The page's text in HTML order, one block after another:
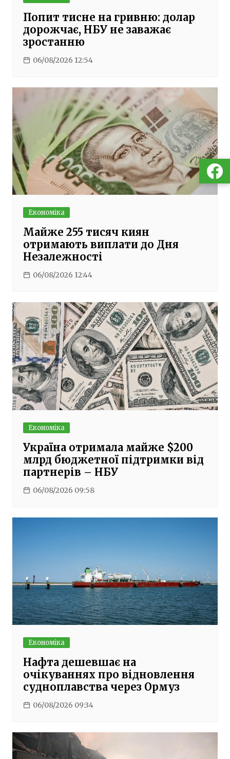
Попит тисне на гривню: долар
дорожчає, НБУ не заважає
зростанню
06/08/2026 12:54
Економіка
Майже 255 тисяч киян
отримають виплати до Дня
Незалежності
06/08/2026 12:44
Економіка
Україна отримала майже $200
млрд бюджетної підтримки від
партнерів – НБУ
06/08/2026 09:58
Економіка
Нафта дешевшає на
очікуваннях про відновлення
судноплавства через Ормуз
06/08/2026 09:34